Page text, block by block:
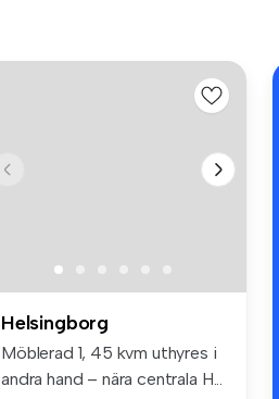
Helsingborg
Möblerad 1, 45 kvm uthyres i
andra hand – nära centrala H...